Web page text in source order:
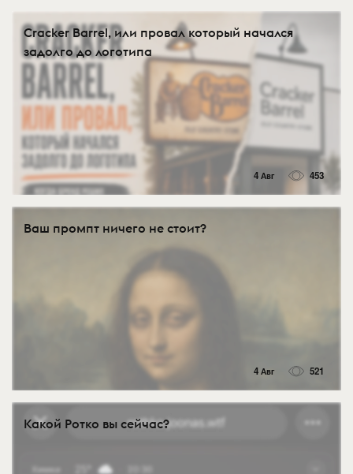
Cracker Barrel, или провал который начался
задолго до логотипа
4 Авг 453
Ваш промпт ничего не стоит?
4 Авг 521
Какой Ротко вы сейчас?